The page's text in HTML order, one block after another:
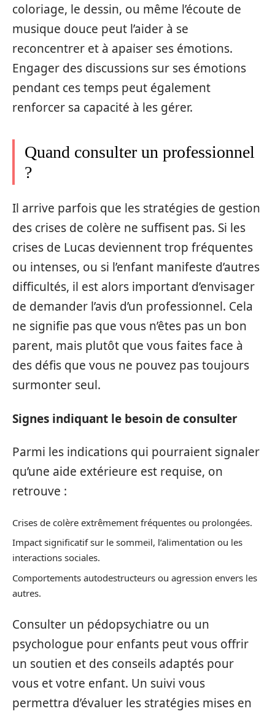
coloriage, le dessin, ou même l’écoute de
musique douce peut l’aider à se
reconcentrer et à apaiser ses émotions.
Engager des discussions sur ses émotions
pendant ces temps peut également
renforcer sa capacité à les gérer.
Quand consulter un professionnel
?
Il arrive parfois que les stratégies de gestion
des crises de colère ne suffisent pas. Si les
crises de Lucas deviennent trop fréquentes
ou intenses, ou si l’enfant manifeste d’autres
difficultés, il est alors important d’envisager
de demander l’avis d’un professionnel. Cela
ne signifie pas que vous n’êtes pas un bon
parent, mais plutôt que vous faites face à
des défis que vous ne pouvez pas toujours
surmonter seul.
Signes indiquant le besoin de consulter
Parmi les indications qui pourraient signaler
qu’une aide extérieure est requise, on
retrouve :
Crises de colère extrêmement fréquentes ou prolongées.
Impact significatif sur le sommeil, l’alimentation ou les
interactions sociales.
Comportements autodestructeurs ou agression envers les
autres.
Consulter un pédopsychiatre ou un
psychologue pour enfants peut vous offrir
un soutien et des conseils adaptés pour
vous et votre enfant. Un suivi vous
permettra d’évaluer les stratégies mises en